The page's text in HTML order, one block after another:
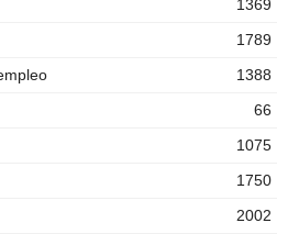
1369
1789
1388
66
1075
1750
2002